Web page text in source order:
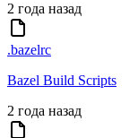
2 года назад
.bazelrc
Bazel Build Scripts
2 года назад